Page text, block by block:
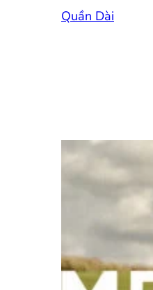
Quần Dài